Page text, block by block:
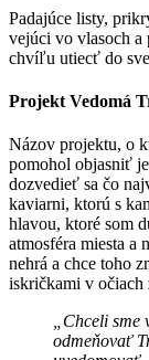
Padajúce listy,
vejúci vo vlasoch a
chvíľu utiecť do
Projekt Vedomá
Názov projektu, o
pomohol objasniť
dozvedieť sa čo
kaviarni, ktorú s
hlavou, ktoré som
atmosféra miesta a
nehrá a chce toho
iskričkami v očiach
„Chceli sme
odmeňovať